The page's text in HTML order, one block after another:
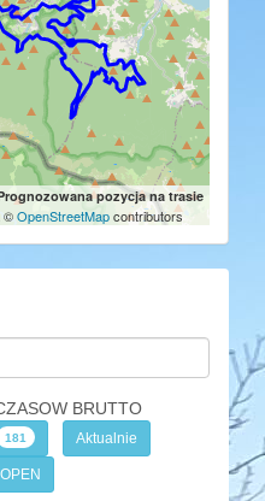
pozycja na trasie
©OpenStreetMapcontributors
BRUTTO
181 Aktualnie